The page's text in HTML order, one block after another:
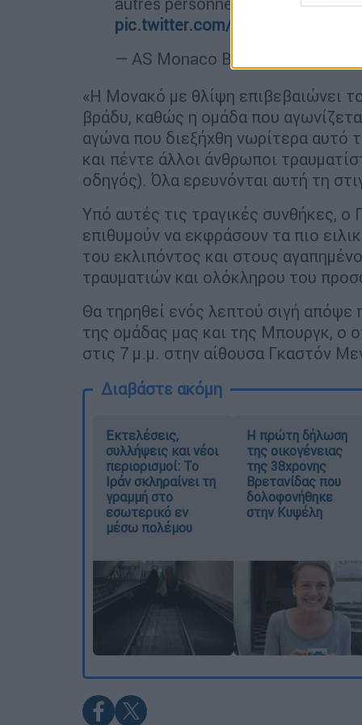
pic.twitter.com/VKqGJzmM5a
— AS Monaco Basket 🇲🇨
«Η Μονακό με θλίψη επιβεβαιώνει
βράδυ, καθώς η ομάδα που
αγώνα που διεξήχθη νωρίτερα αυτό
και πέντε άλλοι άνθρωποι
οδηγός). Όλα ερευνόνται αυτή τη
Υπό αυτές τις τραγικές συνθήκες,
επιθυμούν να εκφράσουν τα πιο
του εκλιπόντος και στους
τραυματιών και ολόκληρου του
Θα τηρηθεί ενός λεπτού σιγή
της ομάδας μας και της Μπουργκ, ο
στις 7 μ.μ. στην αίθουσα Γκαστόν
Διαβάστε ακόμη
Εκτελέσεις,
συλλήψεις και νέοι
περιορισμοί: Το
Ιράν σκληραίνει τη
γραμμή στο
εσωτερικό εν
μέσω πολέμου
Η πρώτη δήλωση
της οικογένειας
της 38χρονης
Βρετανίδας που
δολοφονήθηκε
στην Κυψέλη